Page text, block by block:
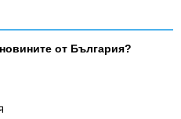
от България?